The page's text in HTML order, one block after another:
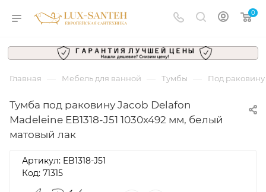
0
Главная — Мебель для ванной — Тумбы — Под раковину
Тумба под раковину Jacob Delafon
Madeleine EB1318-J51 1030х492 мм, белый
матовый лак
Артикул: EB1318-J51
Код: 71315